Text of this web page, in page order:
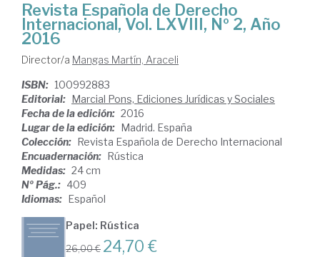
Revista Española de Derecho
Internacional, Vol. LXVIII, Nº 2, Año
2016
Director/a Mangas Martín, Araceli
ISBN: 100992883
Editorial: Marcial Pons, Ediciones Jurídicas y Sociales
Fecha de la edición: 2016
Lugar de la edición: Madrid. España
Colección: Revista Española de Derecho Internacional
Encuadernación: Rústica
Medidas: 24 cm
Nº Pág.: 409
Idiomas: Español
Papel: Rústica
26,00 € 24,70 €